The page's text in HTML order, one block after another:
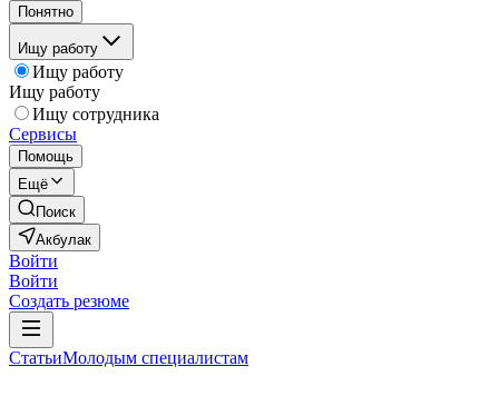
Понятно
Ищу работу
Ищу работу
Ищу работу
Ищу сотрудника
Сервисы
Помощь
Ещё
Поиск
Акбулак
Войти
Войти
Создать резюме
СтатьиМолодым специалистам